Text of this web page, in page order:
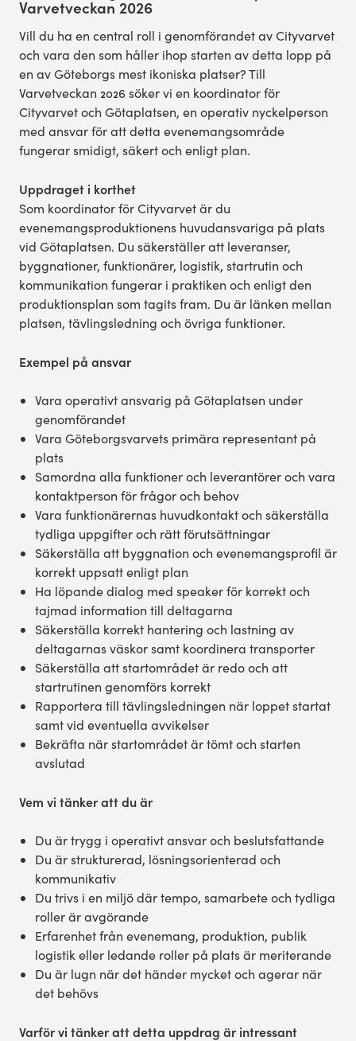
Varvetveckan 2026
Vill du ha en central roll i genomförandet av Cityvarvet
och vara den som håller ihop starten av detta lopp på
en av Göteborgs mest ikoniska platser? Till
Varvetveckan 2026 söker vi en koordinator för
Cityvarvet och Götaplatsen, en operativ nyckelperson
med ansvar för att detta evenemangsområde
fungerar smidigt, säkert och enligt plan.
Uppdraget i korthet
Som koordinator för Cityvarvet är du
evenemangsproduktionens huvudansvariga på plats
vid Götaplatsen. Du säkerställer att leveranser,
byggnationer, funktionärer, logistik, startrutin och
kommunikation fungerar i praktiken och enligt den
produktionsplan som tagits fram. Du är länken mellan
platsen, tävlingsledning och övriga funktioner.
Exempel på ansvar
Vara operativt ansvarig på Götaplatsen under
genomförandet
Vara Göteborgsvarvets primära representant på
plats
Samordna alla funktioner och leverantörer och vara
kontaktperson för frågor och behov
Vara funktionärernas huvudkontakt och säkerställa
tydliga uppgifter och rätt förutsättningar
Säkerställa att byggnation och evenemangsprofil är
korrekt uppsatt enligt plan
Ha löpande dialog med speaker för korrekt och
tajmad information till deltagarna
Säkerställa korrekt hantering och lastning av
deltagarnas väskor samt koordinera transporter
Säkerställa att startområdet är redo och att
startrutinen genomförs korrekt
Rapportera till tävlingsledningen när loppet startat
samt vid eventuella avvikelser
Bekräfta när startområdet är tömt och starten
avslutad
Vem vi tänker att du är
Du är trygg i operativt ansvar och beslutsfattande
Du är strukturerad, lösningsorienterad och
kommunikativ
Du trivs i en miljö där tempo, samarbete och tydliga
roller är avgörande
Erfarenhet från evenemang, produktion, publik
logistik eller ledande roller på plats är meriterande
Du är lugn när det händer mycket och agerar när
det behövs
Varför vi tänker att detta uppdrag är intressant